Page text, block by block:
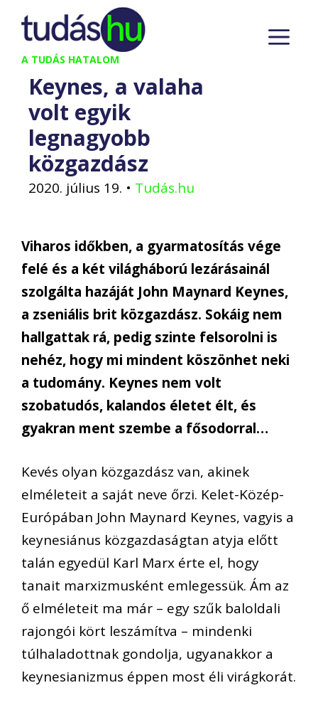
Kilépés
tartalomba
A TUDÁS HATALOM
Keynes, a valaha
volt egyik
legnagyobb
közgazdász
2020. július 19. • Tudás.hu
Viharos időkben, a gyarmatosítás vége
felé és a két világháború lezárásainál
szolgálta hazáját John Maynard Keynes,
a zseniális brit közgazdász. Sokáig nem
hallgattak rá, pedig szinte felsorolni is
nehéz, hogy mi mindent köszönhet neki
a tudomány. Keynes nem volt
szobatudós, kalandos életet élt, és
gyakran ment szembe a fősodorral…
Kevés olyan közgazdász van, akinek
elméleteit a saját neve őrzi. Kelet-Közép-
Európában John Maynard Keynes, vagyis a
keynesiánus közgazdaságtan atyja előtt
talán egyedül Karl Marx érte el, hogy
tanait marxizmusként emlegessük. Ám az
ő elméleteit ma már – egy szűk baloldali
rajongói kört leszámítva – mindenki
túlhaladottnak gondolja, ugyanakkor a
keynesianizmus éppen most éli virágkorát.